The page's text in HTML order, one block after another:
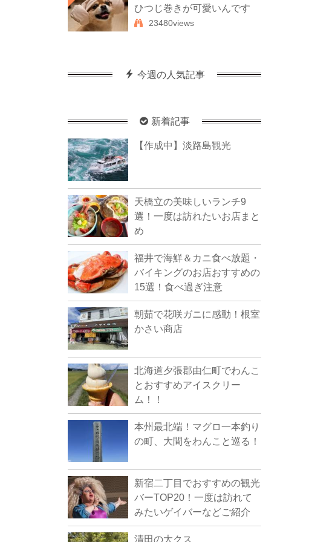
ひつじ巻きが可愛いんです
23480views
今週の人気記事
新着記事
【作成中】淡路島観光
天橋立の美味しいランチ9
選！一度は訪れたいお店まと
め
福井で海鮮＆カニ食べ放題・
バイキングのお店おすすめの
15選！食べ過ぎ注意
朝茹で花咲ガニに感動！根室
かさい商店
北海道夕張郡由仁町でわんこ
とおすすめアイスクリー
ム！！
本州最北端！マグロ一本釣り
の町、大間をわんこと巡る！
新宿二丁目でおすすめの観光
バーTOP20！一度は訪れて
みたいゲイバーなどご紹介
清田の大クス